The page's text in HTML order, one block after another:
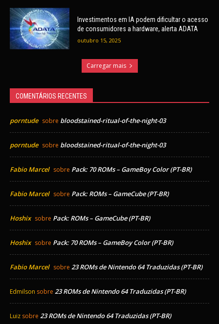
Investimentos em IA podem dificultar o acesso
de consumidores a hardware, alerta ADATA
outubro 15, 2025
Carregar mais
COMENTÁRIOS RECENTES
porntude sobre bloodstained-ritual-of-the-night-03
porntude sobre bloodstained-ritual-of-the-night-03
Fabio Marcel sobre Pack: 70 ROMs – GameBoy Color (PT-BR)
Fabio Marcel sobre Pack: ROMs – GameCube (PT-BR)
Hoshix sobre Pack: ROMs – GameCube (PT-BR)
Hoshix sobre Pack: 70 ROMs – GameBoy Color (PT-BR)
Fabio Marcel sobre 23 ROMs de Nintendo 64 Traduzidas (PT-BR)
Edmilson sobre 23 ROMs de Nintendo 64 Traduzidas (PT-BR)
Luiz sobre 23 ROMs de Nintendo 64 Traduzidas (PT-BR)